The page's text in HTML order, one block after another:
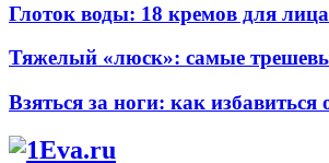
Глоток воды: 18 кремов для
Тяжелый «люск»: самые
Взяться за ноги: как избавиться